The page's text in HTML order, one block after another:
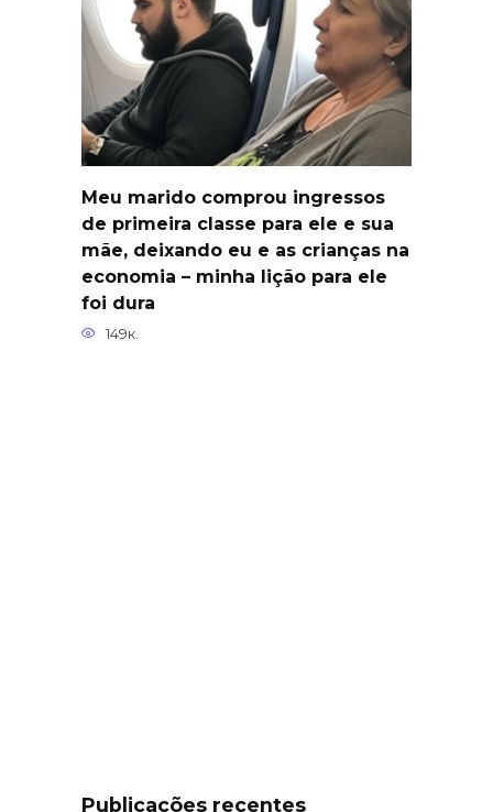
Meu marido comprou ingressos
de primeira classe para ele e sua
mãe, deixando eu e as crianças na
economia – minha lição para ele
foi dura
149к.
Publicações recentes